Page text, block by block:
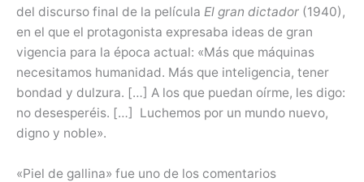
del discurso final de la película El gran dictador (1940),
en el que el protagonista expresaba ideas de gran
vigencia para la época actual: «Más que máquinas
necesitamos humanidad. Más que inteligencia, tener
bondad y dulzura. […] A los que puedan oírme, les digo:
no desesperéis. […] Luchemos por un mundo nuevo,
digno y noble».
«Piel de gallina» fue uno de los comentarios